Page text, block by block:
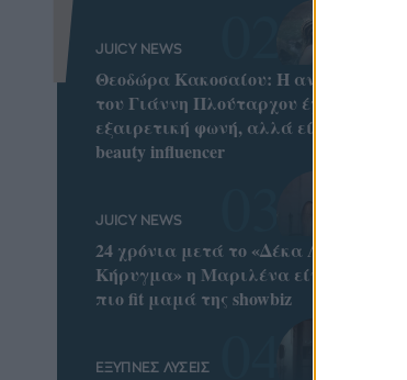
JUICY NEWS
Θεοδώρα Κακοσαίου: Η ανιψιά
του Γιάννη Πλούταρχου έχει
εξαιρετική φωνή, αλλά είναι
beauty influencer
JUICY NEWS
24 χρόνια μετά το «Δέκα Λεπτά
Κήρυγμα» η Μαριλένα είναι η
πιο fit μαμά της showbiz
ΕΞΥΠΝΕΣ ΛΥΣΕΙΣ